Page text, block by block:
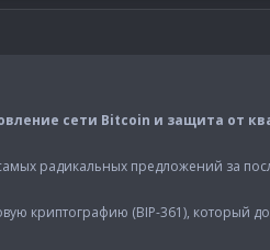
сети Bitcoin и защита от
радикальных предложений за
криптографию (BIP-361), который